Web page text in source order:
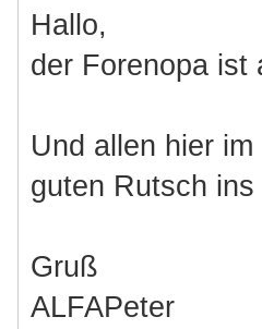
Hallo,
der Forenopa ist
Und allen hier
guten Rutsch
Gruß
ALFAPeter